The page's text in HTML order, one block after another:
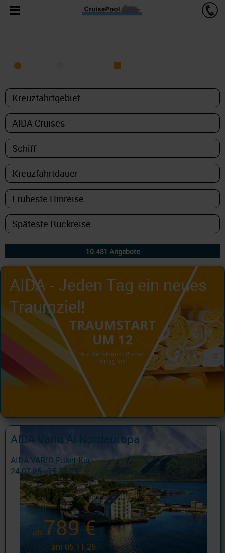
AIDA - Jeden Tag ein neues
Traumziel!
AIDA Vario AI Nordeuropa
AIDA VARIO Paket Kur...
24.07.25 - 15.11.25
ab 789 €
am 05.11.25